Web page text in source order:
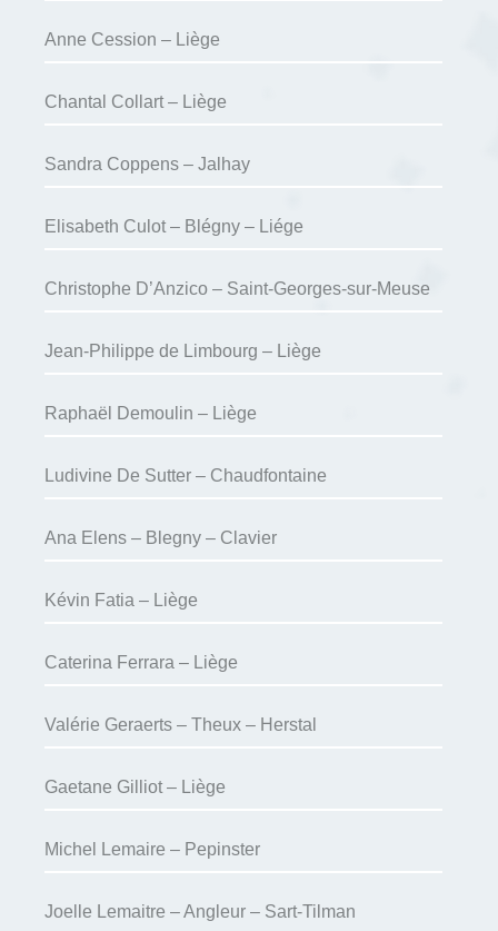
Anne Cession – Liège
Chantal Collart – Liège
Sandra Coppens – Jalhay
Elisabeth Culot – Blégny – Liége
Christophe D’Anzico – Saint-Georges-sur-Meuse
Jean-Philippe de Limbourg – Liège
Raphaël Demoulin – Liège
Ludivine De Sutter – Chaudfontaine
Ana Elens – Blegny – Clavier
Kévin Fatia – Liège
Caterina Ferrara – Liège
Valérie Geraerts – Theux – Herstal
Gaetane Gilliot – Liège
Michel Lemaire – Pepinster
Joelle Lemaitre – Angleur – Sart-Tilman